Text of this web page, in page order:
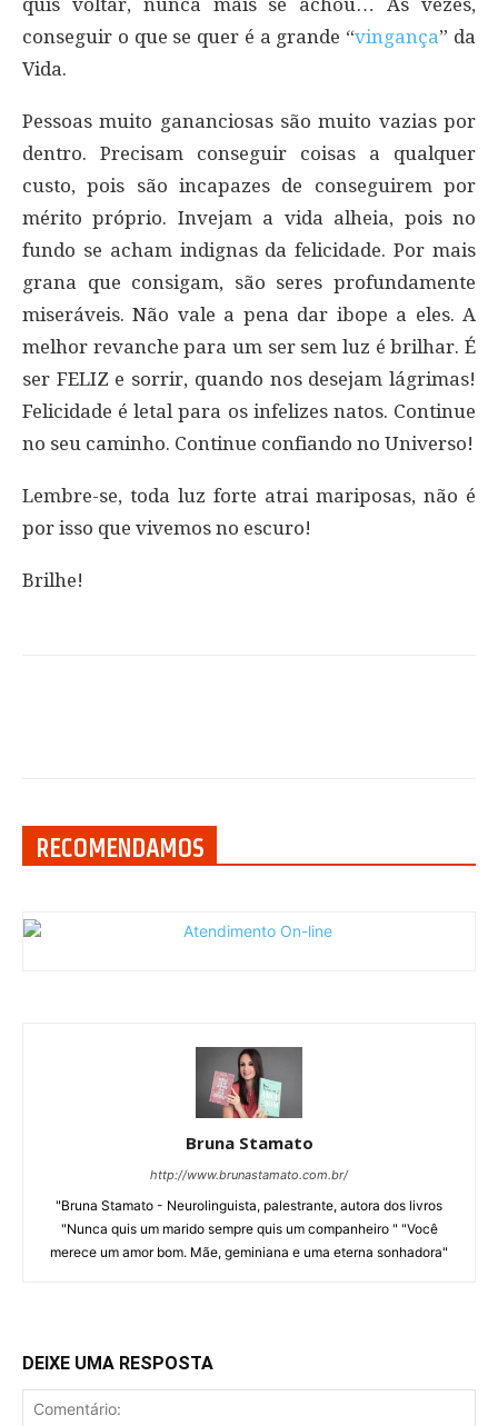
conseguir o que se quer é a grande “vingança” da
Vida.
Pessoas muito gananciosas são muito vazias por
dentro. Precisam conseguir coisas a qualquer
custo, pois são incapazes de conseguirem por
mérito próprio. Invejam a vida alheia, pois no
fundo se acham indignas da felicidade. Por mais
grana que consigam, são seres profundamente
miseráveis. Não vale a pena dar ibope a eles. A
melhor revanche para um ser sem luz é brilhar. É
ser FELIZ e sorrir, quando nos desejam lágrimas!
Felicidade é letal para os infelizes natos. Continue
no seu caminho. Continue confiando no Universo!
Lembre-se, toda luz forte atrai mariposas, não é
por isso que vivemos no escuro!
Brilhe!
RECOMENDAMOS
Bruna Stamato
http://www.brunastamato.com.br/
"Bruna Stamato - Neurolinguista, palestrante, autora dos livros
"Nunca quis um marido sempre quis um companheiro " "Você
merece um amor bom. Mãe, geminiana e uma eterna sonhadora"
DEIXE UMA RESPOSTA